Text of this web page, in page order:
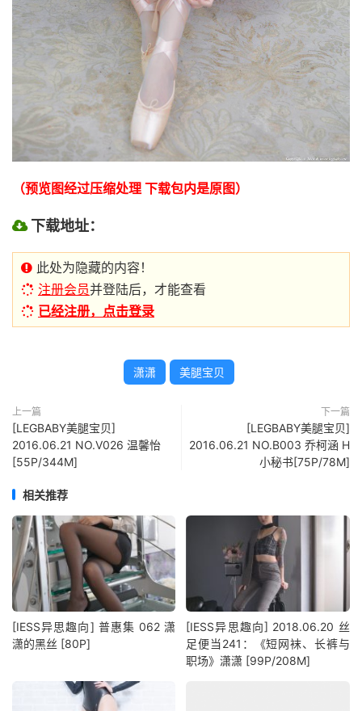
（预览图经过压缩处理 下载包内是原图）
下载地址：
此处为隐藏的内容！
注册会员并登陆后，才能查看
已经注册，点击登录
潇潇 美腿宝贝
上一篇
[LEGBABY美腿宝贝]
2016.06.21 NO.V026 温馨怡
[55P/344M]
下一篇
[LEGBABY美腿宝贝]
2016.06.21 NO.B003 乔柯涵 H
小秘书[75P/78M]
相关推荐
[IESS异思趣向] 普惠集 062 潇
潇的黑丝 [80P]
[IESS异思趣向] 2018.06.20 丝
足便当241：《短网袜、长裤与
职场》潇潇 [99P/208M]